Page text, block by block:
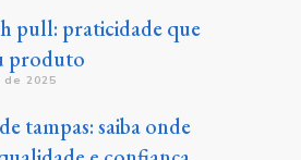
pull: praticidade que
produto
2025
tampas: saiba onde